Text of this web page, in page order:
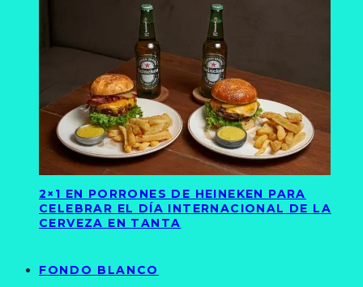
2×1 EN PORRONES DE HEINEKEN PARA
CELEBRAR EL DÍA INTERNACIONAL DE LA
CERVEZA EN TANTA
FONDO BLANCO